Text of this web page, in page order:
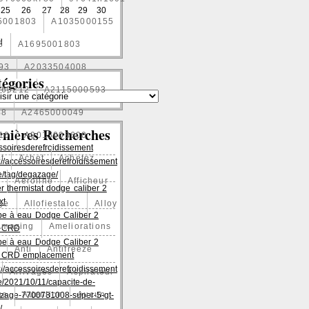
A1035000155
A1695001803
A2033504008
A2115000593
A2465000049
A9015003600
Achet Achetez
Aeroline Afficheur
Allofiestaloc Alloy
Ameliorations
Anti Antifreeze
Arrivages Aspirateur
Attention Aucun
25 26 27 28 29
30
Recherches
accessoiresderefroidissement
tag/degazage/
thermistat dodge caliber 2
à eau Dodge Caliber 2
CRD
à eau Dodge Caliber 2
CRD emplacement
accessoiresderefroidissement
2021/10/11/capacite-de-
7700781008-super-5-gt-